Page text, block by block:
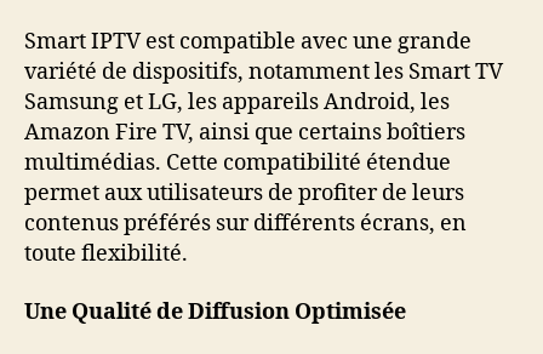
Smart IPTV est compatible avec une grande
variété de dispositifs, notamment les Smart TV
Samsung et LG, les appareils Android, les
Amazon Fire TV, ainsi que certains boîtiers
multimédias. Cette compatibilité étendue
permet aux utilisateurs de profiter de leurs
contenus préférés sur différents écrans, en
toute flexibilité.
Une Qualité de Diffusion Optimisée